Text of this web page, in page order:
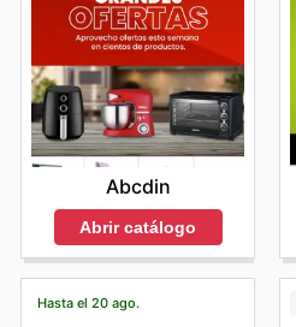
Abcdin
Abrir catálogo
Hasta el 20 ago.